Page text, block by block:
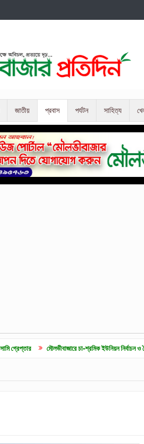
জাতীয় প্রবাস পর্যটন সাহিত্য
মৌলভীবাজারে চা-শ্রমিক ইউনিয়ন নির্বাচন ও দৈনিক ৫০০